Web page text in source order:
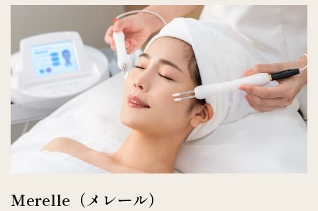
Merelle（メレール）